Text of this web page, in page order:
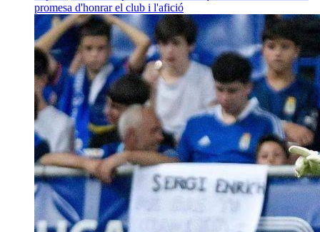
promesa d'honrar el club i l'afició